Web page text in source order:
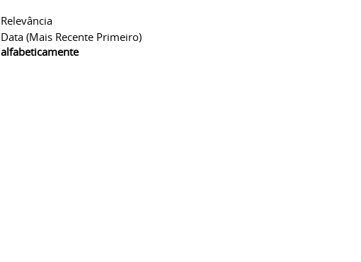
Relevância
Data (mais Recente Primeiro)
alfabeticamente